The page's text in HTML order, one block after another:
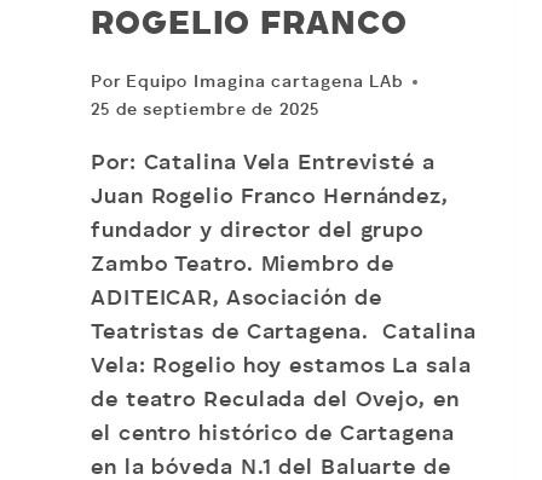
ROGELIO FRANCO
Por Equipo Imagina cartagena LAb
25 de septiembre de 2025
Por: Catalina Vela Entrevisté a
Juan Rogelio Franco Hernández,
fundador y director del grupo
Zambo Teatro. Miembro de
ADITEICAR, Asociación de
Teatristas de Cartagena. Catalina
Vela: Rogelio hoy estamos La sala
de teatro Reculada del Ovejo, en
el centro histórico de Cartagena
en la bóveda N.1 del Baluarte de